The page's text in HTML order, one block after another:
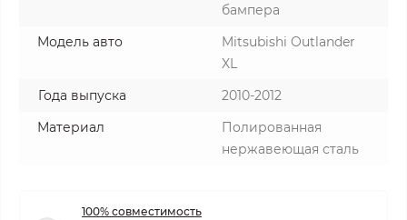
бампера
Модель авто
Mitsubishi Outlander
XL
Года выпуска
2010-2012
Материал
Полированная
нержавеющая сталь
100% совместимость